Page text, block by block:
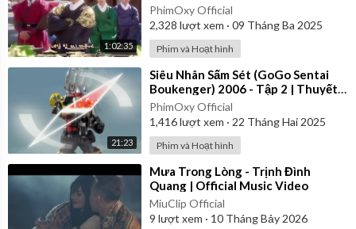
1:02:35
PhimOxy Official
2,328 lượt xem · 09 Tháng Ba 2025
Phim và Hoạt hình
21:23
⁣Siêu Nhân Sấm Sét (GoGo Sentai
Boukenger) 2006 - Tập 2 | Thuyết
Minh
PhimOxy Official
1,416lượt xem · 22 Tháng Hai 2025
Phim và Hoạt hình
⁣Mưa Trong Lòng - Trịnh Đình
Quang | Official Music Video
MiuClip Official
9 lượt xem · 10 Tháng Bảy 2026